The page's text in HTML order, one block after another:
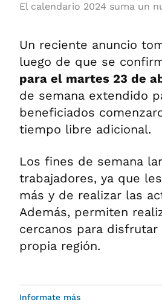
El calendario 2024 suma un
Un reciente anuncio
luego de que se
para el martes 23 de
de semana extendido
beneficiados
tiempo libre adicional.
Los fines de semana
trabajadores, ya que
más y de realizar las
Además, permiten
cercanos para
propia región.
Informate más